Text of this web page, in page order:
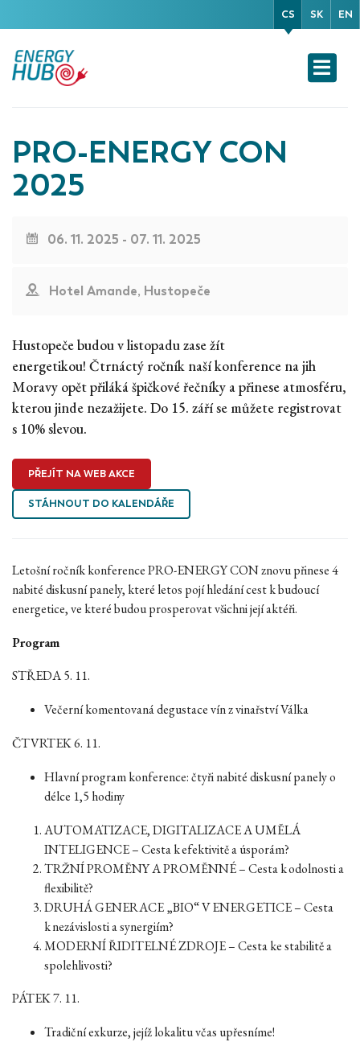
CS SK EN
PRO-ENERGY CON
2025
06. 11. 2025 - 07. 11. 2025
Hotel Amande, Hustopeče
Hustopeče budou v listopadu zase žít
energetikou! Čtrnáctý ročník naší konference na jih
Moravy opět přiláká špičkové řečníky a přinese atmosféru,
kterou jinde nezažijete. Do 15. září se můžete registrovat
s 10% slevou.
PŘEJÍT NA WEB AKCE
STÁHNOUT DO KALENDÁŘE
Letošní ročník konference PRO-ENERGY CON znovu přinese 4
nabité diskusní panely, které letos pojí hledání cest k budoucí
energetice, ve které budou prosperovat všichni její aktéři.
Program
STŘEDA 5. 11.
Večerní komentovaná degustace vín z vinařství Válka
ČTVRTEK 6. 11.
Hlavní program konference: čtyři nabité diskusní panely o
délce 1,5 hodiny
AUTOMATIZACE, DIGITALIZACE A UMĚLÁ
INTELIGENCE – Cesta k efektivitě a úsporám?
TRŽNÍ PROMĚNY A PROMĚNNÉ – Cesta k odolnosti a
flexibilitě?
DRUHÁ GENERACE „BIO“ V ENERGETICE – Cesta
k nezávislosti a synergiím?
MODERNÍ ŘIDITELNÉ ZDROJE – Cesta ke stabilitě a
spolehlivosti?
PÁTEK 7. 11.
Tradiční exkurze, jejíž lokalitu včas upřesníme!